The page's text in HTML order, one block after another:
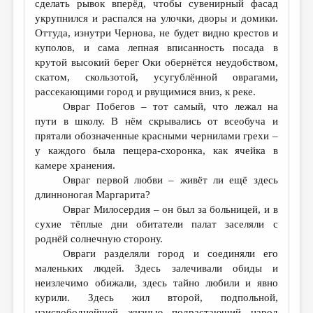
сделать рывок вперёд, чтобы сувенирный фасад
укрупнился и распался на улочки, дворы и домики.
Оттуда, изнутри Чернова, не будет видно крестов и
куполов, и сама лепная вписанность посада в
крутой высокий берег Оки обернётся неудобством,
скатом, скользотой, усугублённой оврагами,
рассекающими город и рвущимися вниз, к реке.
Овраг Побегов – тот самый, что лежал на
пути в школу. В нём скрывались от всеобуча и
прятали обозначенные красными чернилами грехи –
у каждого была пещера-схоронка, как ячейка в
камере хранения.
Овраг первой любви – живёт ли ещё здесь
длинноногая Маргарита?
Овраг Милосердия – он был за больницей, и в
сухие тёплые дни обитатели палат заселяли с
роднёй солнечную сторону.
Овраги разделяли город и соединяли его
маленьких людей. Здесь залечивали обиды и
неизлечимо обижали, здесь тайно любили и явно
курили. Здесь жил второй, подпольной,